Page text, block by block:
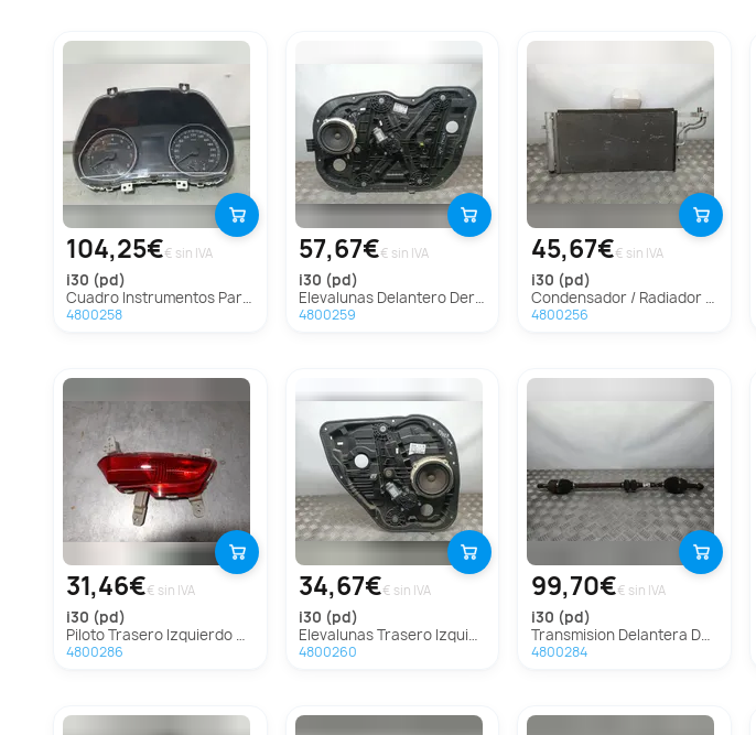
104,25€€ sin IVA
i30 (pd)
Cuadro Instrumentos Para Hyundai I30
4800258
57,67€€ sin IVA
i30 (pd)
Elevalunas Delantero Derecho Para Hyundai I30
4800259
45,67€€ sin IVA
i30 (pd)
Condensador / Radiador Aire Acondicionado Para Hyundai I30
4800256
31,46€€ sin IVA
i30 (pd)
Piloto Trasero Izquierdo Paragolpes Para Hyundai I30
4800286
34,67€€ sin IVA
i30 (pd)
Elevalunas Trasero Izquierdo Para Hyundai I30
4800260
99,70€€ sin IVA
i30 (pd)
Transmision Delantera Derecha Para Hyundai I30
4800284